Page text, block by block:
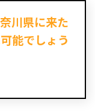
川県に来た
能でしょう